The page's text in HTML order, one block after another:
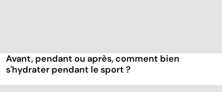
Avant, pendant ou après, comment bien
s'hydrater pendant le sport ?